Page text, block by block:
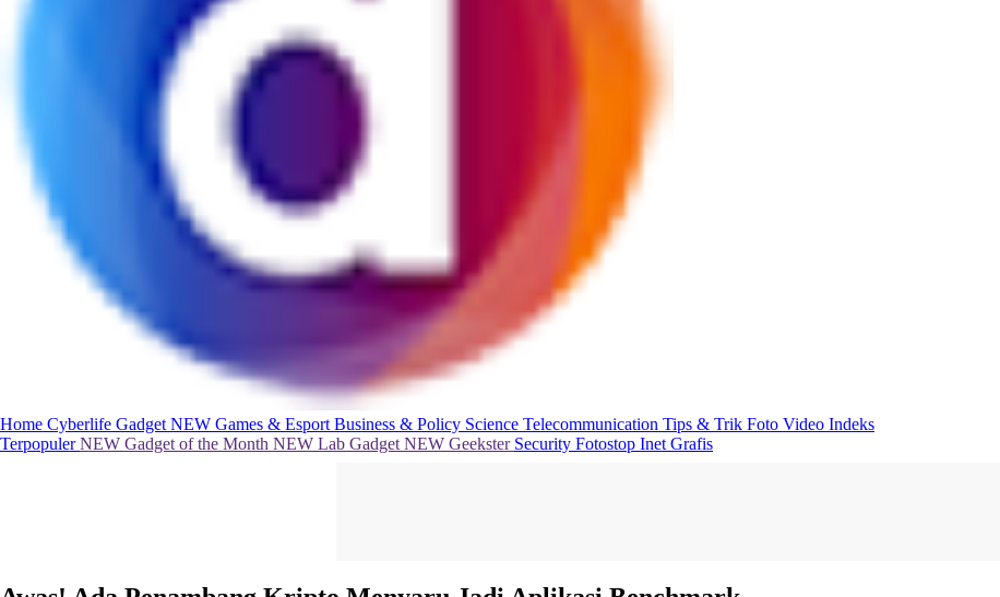
Home Cyberlife Gadget NEW Games & Esport Business & Policy Science Telecommunication Tips & Trik Foto Video Indeks
TerpopulerNEW Gadget of the Month NEW Lab Gadget NEW Geekster Security Fotostop Inet Grafis